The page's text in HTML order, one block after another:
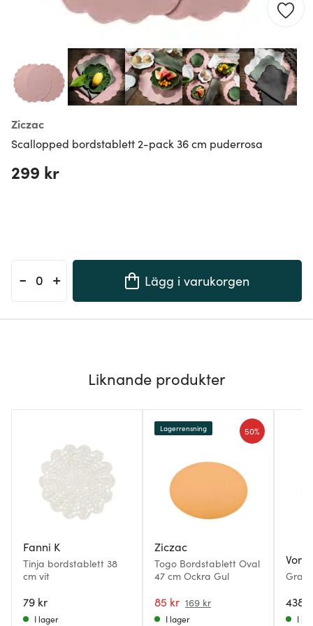
Ziczac
Scallopped bordstablett 2-pack 36 cm puderrosa
299 kr
- + Lägg i varukorgen
Liknande produkter
Fanni K
Tinja bordstablett 38
cm vit
79 kr
I lager
Ziczac
Togo Bordstablett Oval
47 cm Ockra Gul
85 kr 169 kr
50%
Lagerrensning
I lager
Von
pack
438
I